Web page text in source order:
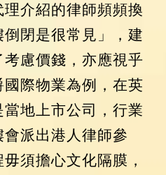
介紹的律師頻頻換
倒閉是很常見」，建
慮價錢，亦應視乎
際物業為例，在英
地上市公司，行業
派出港人律師參
須擔心文化隔膜，